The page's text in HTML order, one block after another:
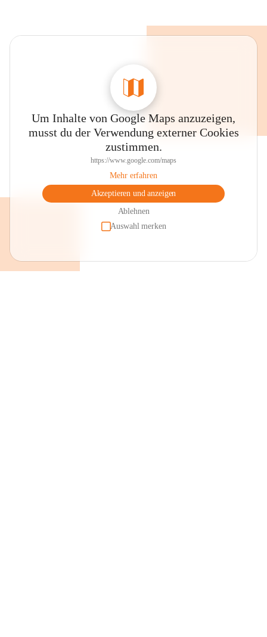
Um Inhalte von Google Maps anzuzeigen,
musst du der Verwendung externer Cookies
zustimmen.
https://www.google.com/maps
Mehr erfahren
Akzeptieren und anzeigen
Ablehnen
Auswahl merken